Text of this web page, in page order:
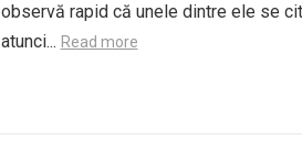
observă rapid că unele dintre ele se
atunci... Read more